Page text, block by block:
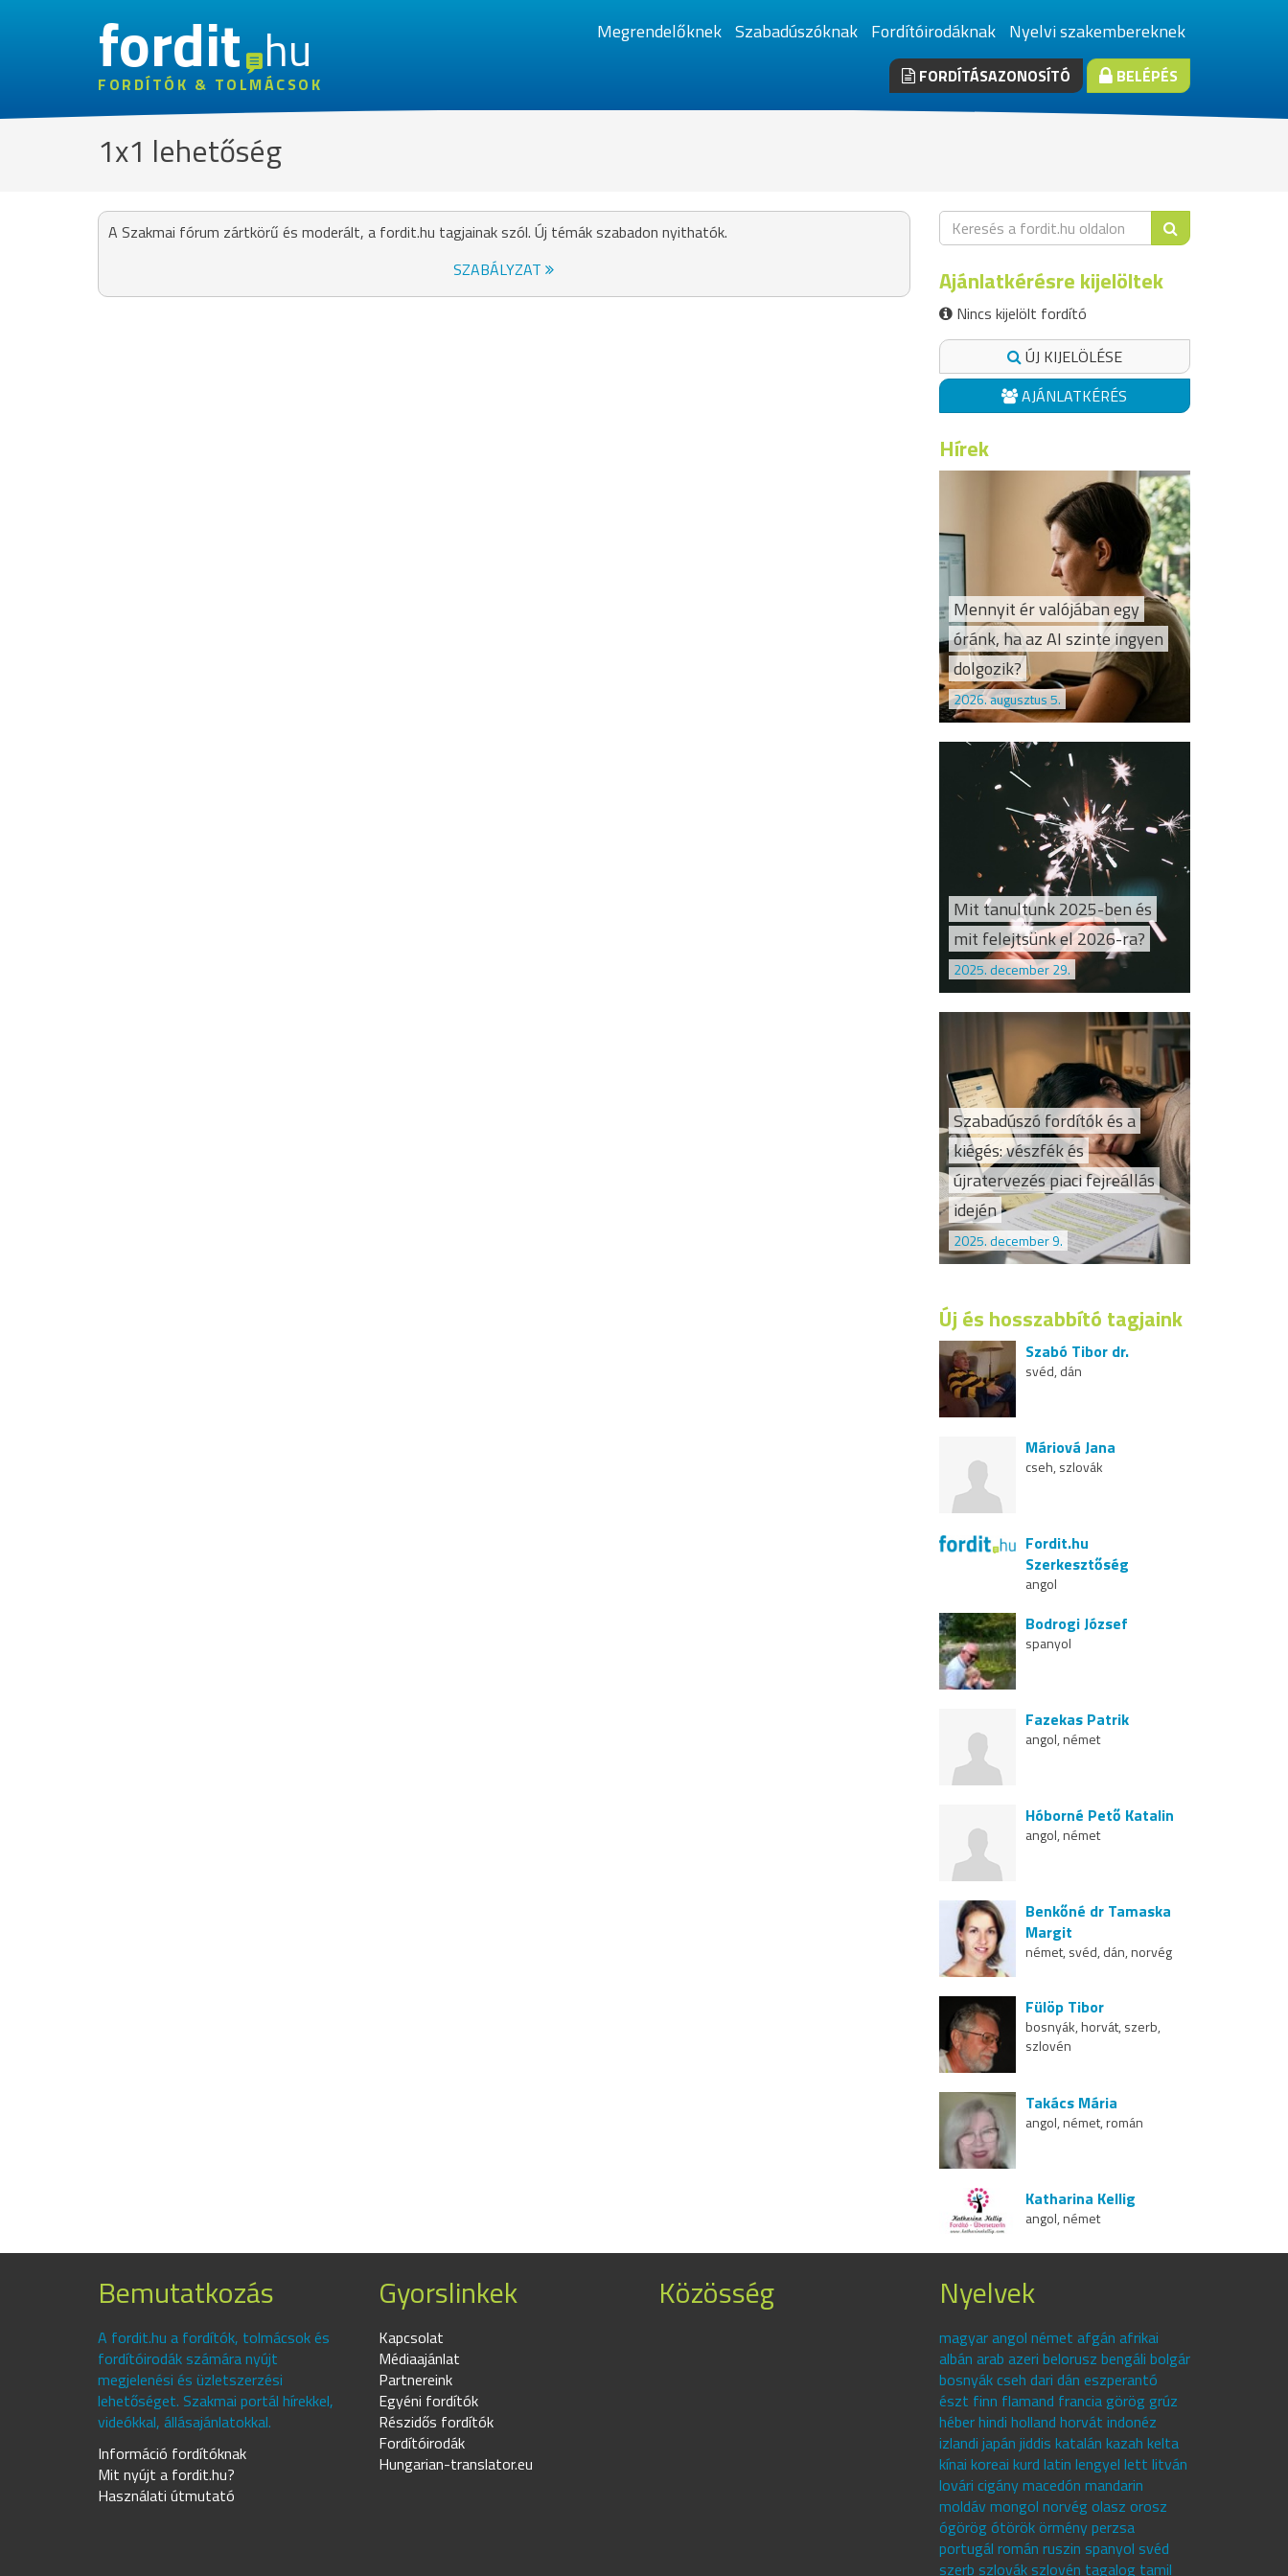
fordithu
FORDÍTÓK & TOLMÁCSOK
Megrendelőknek Szabadúszóknak Fordítóirodáknak Nyelvi szakembereknek
FORDÍTÁSAZONOSÍTÓ BELÉPÉS
1x1 lehetőség
A Szakmai fórum zártkörű és moderált, a fordit.hu tagjainak szól. Új témák szabadon nyithatók.
SZABÁLYZAT
Ajánlatkérésre kijelöltek
Nincs kijelölt fordító
ÚJ KIJELÖLÉSE
AJÁNLATKÉRÉS
Hírek
Mennyit ér valójában egy
óránk, ha az AI szinte ingyen
dolgozik?
2026. augusztus 5.
Mit tanultunk 2025-ben és
mit felejtsünk el 2026-ra?
2025. december 29.
Szabadúszó fordítók és a
kiégés: vészfék és
újratervezés piaci fejreállás
idején
2025. december 9.
Új és hosszabbító tagjaink
Szabó Tibor dr.
svéd, dán
Máriová Jana
cseh, szlovák
Fordit.hu
Szerkesztőség
angol
Bodrogi József
spanyol
Fazekas Patrik
angol, német
Hóborné Pető Katalin
angol, német
Benkőné dr Tamaska
Margit
német, svéd, dán, norvég
Fülöp Tibor
bosnyák, horvát, szerb,
szlovén
Takács Mária
angol, német, román
Katharina Kellig
angol, német
Bemutatkozás
A fordit.hu a fordítók, tolmácsok és
fordítóirodák számára nyújt
megjelenési és üzletszerzési
lehetőséget. Szakmai portál hírekkel,
videókkal, állásajánlatokkal.
Információ fordítóknak
Mit nyújt a fordit.hu?
Használati útmutató
Gyorslinkek
Kapcsolat
Médiaajánlat
Partnereink
Egyéni fordítók
Részidős fordítók
Fordítóirodák
Hungarian-translator.eu
Közösség Nyelvek
magyar angol német afgán afrikai
albán arab azeri belorusz bengáli bolgár
bosnyák cseh dari dán eszperantó
észt finn flamand francia görög grúz
héber hindi holland horvát indonéz
izlandi japán jiddis katalán kazah kelta
kínai koreai kurd latin lengyel lett litván
lovári cigány macedón mandarin
moldáv mongol norvég olasz orosz
ógörög ótörök örmény perzsa
portugál román ruszin spanyol svéd
szerb szlovák szlovén tagalog tamil